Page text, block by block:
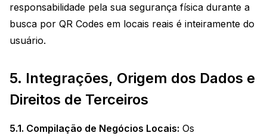
responsabilidade pela sua segurança física durante a
busca por QR Codes em locais reais é inteiramente do
usuário.
5. Integrações, Origem dos Dados e
Direitos de Terceiros
5.1. Compilação de Negócios Locais: Os